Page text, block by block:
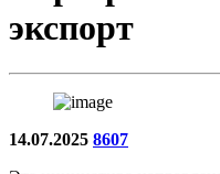
экспорт
14.07.2025 8607